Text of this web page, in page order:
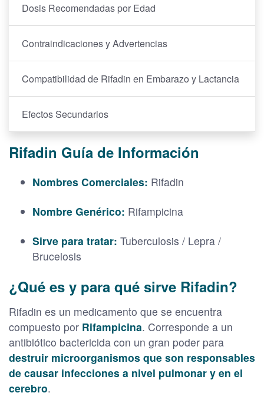
Dosis Recomendadas por Edad
Contraindicaciones y Advertencias
Compatibilidad de Rifadin en Embarazo y Lactancia
Efectos Secundarios
Rifadin Guía de Información
Nombres Comerciales: Rifadin
Nombre Genérico: Rifampicina
Sirve para tratar: Tuberculosis / Lepra /
Brucelosis
¿Qué es y para qué sirve Rifadin?
Rifadin es un medicamento que se encuentra
compuesto por Rifampicina. Corresponde a un
antibiótico bactericida con un gran poder para
destruir microorganismos que son responsables
de causar infecciones a nivel pulmonar y en el
cerebro.